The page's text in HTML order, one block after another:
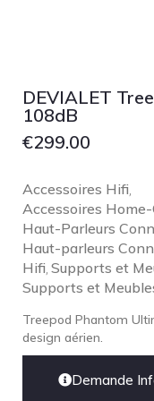
DEVIALET
108dB
€299.00
Accessoires Hifi
Accessoires
Haut-Parleurs
Haut-parleurs
Hifi Supports et
Supports et
Treepod Phantom
design aérien.
Demande